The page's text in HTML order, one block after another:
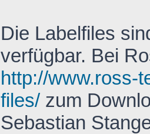
Die Labelfiles
verfügbar. Bei
http://www.ross-
files/ zum
Sebastian